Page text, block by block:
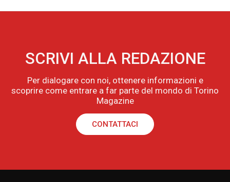
SCRIVI ALLA REDAZIONE
Per dialogare con noi, ottenere informazioni e
scoprire come entrare a far parte del mondo di Torino
Magazine
CONTATTACI